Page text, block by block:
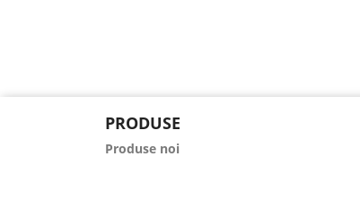
PRODUSE
Produse noi